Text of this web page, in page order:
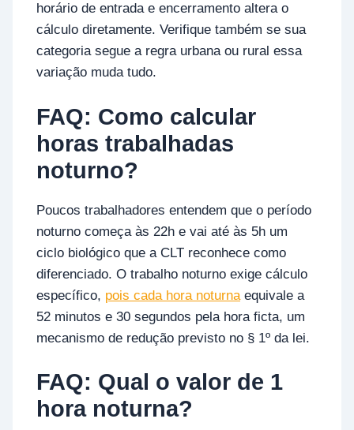
horário de entrada e encerramento altera o
cálculo diretamente. Verifique também se sua
categoria segue a regra urbana ou rural essa
variação muda tudo.
FAQ: Como calcular
horas trabalhadas
noturno?
Poucos trabalhadores entendem que o período
noturno começa às 22h e vai até às 5h um
ciclo biológico que a CLT reconhece como
diferenciado. O trabalho noturno exige cálculo
específico, pois cada hora noturna equivale a
52 minutos e 30 segundos pela hora ficta, um
mecanismo de redução previsto no § 1º da lei.
FAQ: Qual o valor de 1
hora noturna?